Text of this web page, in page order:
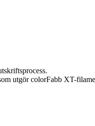
utgör colorFabb XT-